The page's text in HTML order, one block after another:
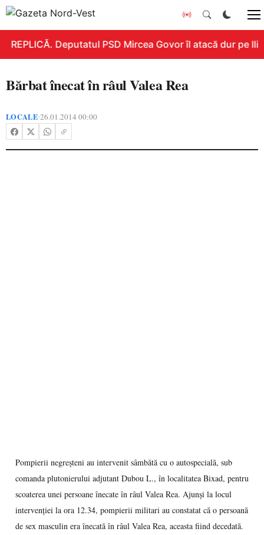
REPLICĂ. Deputatul PSD Mircea Govor îl atacă dur pe
Bărbat înecat în râul Valea Rea
LOCALE•26.01.2014 00:00
Pompierii negreşteni au intervenit sâmbătă cu o autospecială, sub
comanda plutonierului adjutant Dubou L., în localitatea Bixad, pentru
scoaterea unei persoane înecate în râul Valea Rea. Ajunşi la locul
intervenţiei la ora 12.34, pompierii militari au constatat că o persoană
de sex masculin era înecată în râul Valea Rea, aceasta fiind decedată.